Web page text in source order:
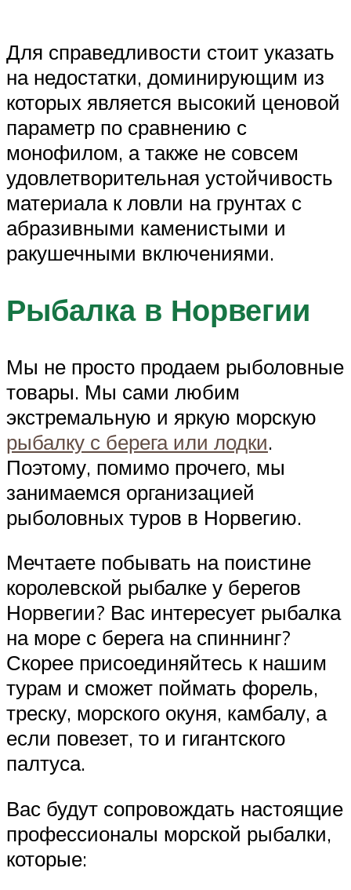
Для справедливости стоит указать
на недостатки, доминирующим из
которых является высокий ценовой
параметр по сравнению с
монофилом, а также не совсем
удовлетворительная устойчивость
материала к ловли на грунтах с
абразивными каменистыми и
ракушечными включениями.
Рыбалка в Норвегии
Мы не просто продаем рыболовные
товары. Мы сами любим
экстремальную и яркую морскую
рыбалку с берега или лодки.
Поэтому, помимо прочего, мы
занимаемся организацией
рыболовных туров в Норвегию.
Мечтаете побывать на поистине
королевской рыбалке у берегов
Норвегии? Вас интересует рыбалка
на море с берега на спиннинг?
Скорее присоединяйтесь к нашим
турам и сможет поймать форель,
треску, морского окуня, камбалу, а
если повезет, то и гигантского
палтуса.
Вас будут сопровождать настоящие
профессионалы морской рыбалки,
которые: